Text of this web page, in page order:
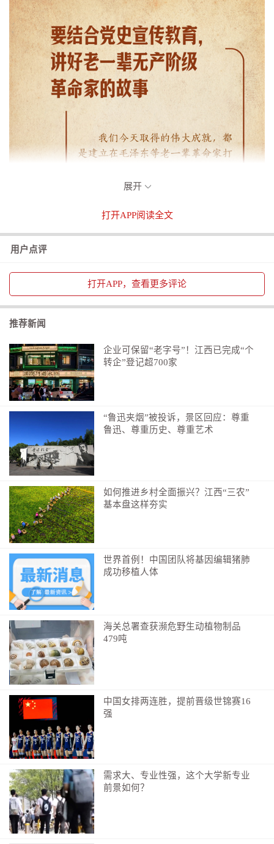
展开
打开APP阅读全文
用户点评
打开APP，查看更多评论
推荐新闻
企业可保留“老字号”！江西已完成“个
转企”登记超700家
“鲁迅夹烟”被投诉，景区回应：尊重
鲁迅、尊重历史、尊重艺术
如何推进乡村全面振兴？江西“三农”
基本盘这样夯实
世界首例！中国团队将基因编辑猪肺
成功移植人体
海关总署查获濒危野生动植物制品
479吨
中国女排两连胜，提前晋级世锦赛16
强
需求大、专业性强，这个大学新专业
前景如何？